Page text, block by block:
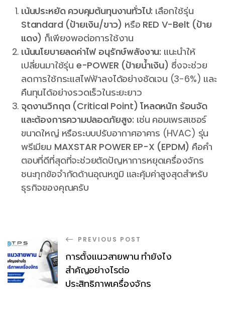
เน้นประหยัด ควบคุมต้นทุนงานทั่วไป: เลือกใช้รุ่น
Standard (ป้ายเงิน/ขาว) หรือ RED V-Belt (ป้าย
แดง) ก็เพียงพอต่อการใช้งาน
เน้นนโยบายลดค่าไฟ อนุรักษ์พลังงาน: แนะนำให้
เปลี่ยนมาใช้รุ่น e-POWER (ป้ายน้ำเงิน) ซึ่งจะช่วย
ลดการใช้กระแสไฟฟ้าลงได้อย่างชัดเจน (3-6%) และ
คืนทุนได้อย่างรวดเร็วในระยะยาว
จุดงานวิกฤต (Critical Point) โหลดหนัก ร้อนจัด
และต้องการความปลอดภัยสูง: เช่น คอมเพรสเซอร์
ขนาดใหญ่ หรือระบบปรับอากาศอาคาร (HVAC) รุ่น
พรีเมียม MAXSTAR POWER EP-X (EPDM) คือคำ
ตอบที่ดีที่สุดที่จะช่วยตัดปัญหาการหยุดเครื่องจักร
ชนะทุกข้อจำกัดด้านอุณหภูมิ และคุ้มค่าสูงสุดสำหรับ
ธุรกิจของคุณครับ
PREVIOUS POST
การตั้งแนวสายพาน ทำยังไง
สำคัญอย่างไรต่อ
ประสิทธิภาพเครื่องจักร